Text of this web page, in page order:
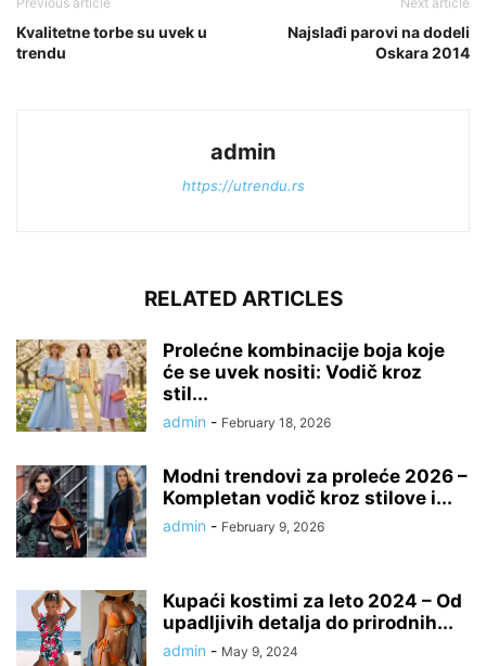
Kvalitetne torbe su uvek u
trendu
Najslađi parovi na dodeli
Oskara 2014
admin
https://utrendu.rs
RELATED ARTICLES
Prolećne kombinacije boja koje
će se uvek nositi: Vodič kroz
stil...
admin - February 18, 2026
Modni trendovi za proleće 2026 –
Kompletan vodič kroz stilove i...
admin - February 9, 2026
Kupaći kostimi za leto 2024 – Od
upadljivih detalja do prirodnih...
admin - May 9, 2024